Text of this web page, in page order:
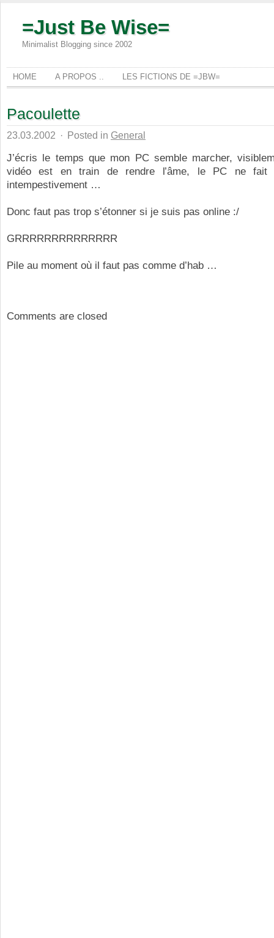
=Just Be Wise=
Minimalist Blogging since 2002
HOME A PROPOS .. LES FICTIONS DE =JBW=
Pacoulette
23.03.2002 · Posted in General
J’écris le temps que mon PC semble marcher,
vidéo est en train de rendre l’âme, le PC ne fait
intempestivement …
Donc faut pas trop s’étonner si je suis pas online :/
GRRRRRRRRRRRRRR
Pile au moment où il faut pas comme d’hab …
Comments are closed